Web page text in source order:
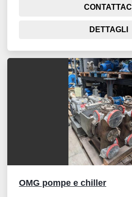
CONTATTACI
DETTAGLI
OMG pompe e chiller